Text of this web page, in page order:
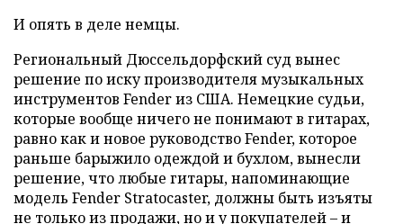
И опять в деле немцы.
Региональный Дюссельдорфский суд вынес
решение по иску производителя музыкальных
инструментов Fender из США. Немецкие судьи,
которые вообще ничего не понимают в гитарах,
равно как и новое руководство Fender, которое
раньше барыжило одеждой и бухлом, вынесли
решение, что любые гитары, напоминающие
модель Fender Stratocaster, должны быть изъяты
не только из продажи, но и у покупателей – и